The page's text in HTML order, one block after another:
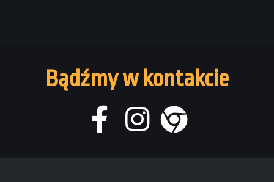
Bądźmy w kontakcie